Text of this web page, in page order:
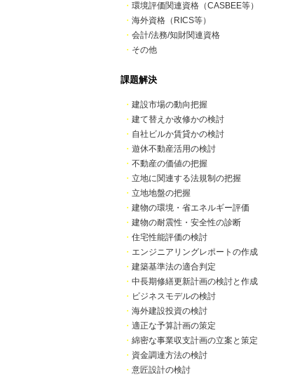
・ 環境評価関連資格（CASBEE等）
・ 海外資格（RICS等）
・ 会計/法務/知財関連資格
・ その他
課題解決
・ 建設市場の動向把握
・ 建て替えか改修かの検討
・ 自社ビルか賃貸かの検討
・ 遊休不動産活用の検討
・ 不動産の価値の把握
・ 立地に関連する法規制の把握
・ 立地地盤の把握
・ 建物の環境・省エネルギー評価
・ 建物の耐震性・安全性の診断
・ 住宅性能評価の検討
・ エンジニアリングレポートの作成
・ 建築基準法の適合判定
・ 中長期修繕更新計画の検討と作成
・ ビジネスモデルの検討
・ 海外建設投資の検討
・ 適正な予算計画の策定
・ 綿密な事業収支計画の立案と策定
・ 資金調達方法の検討
・ 意匠設計の検討